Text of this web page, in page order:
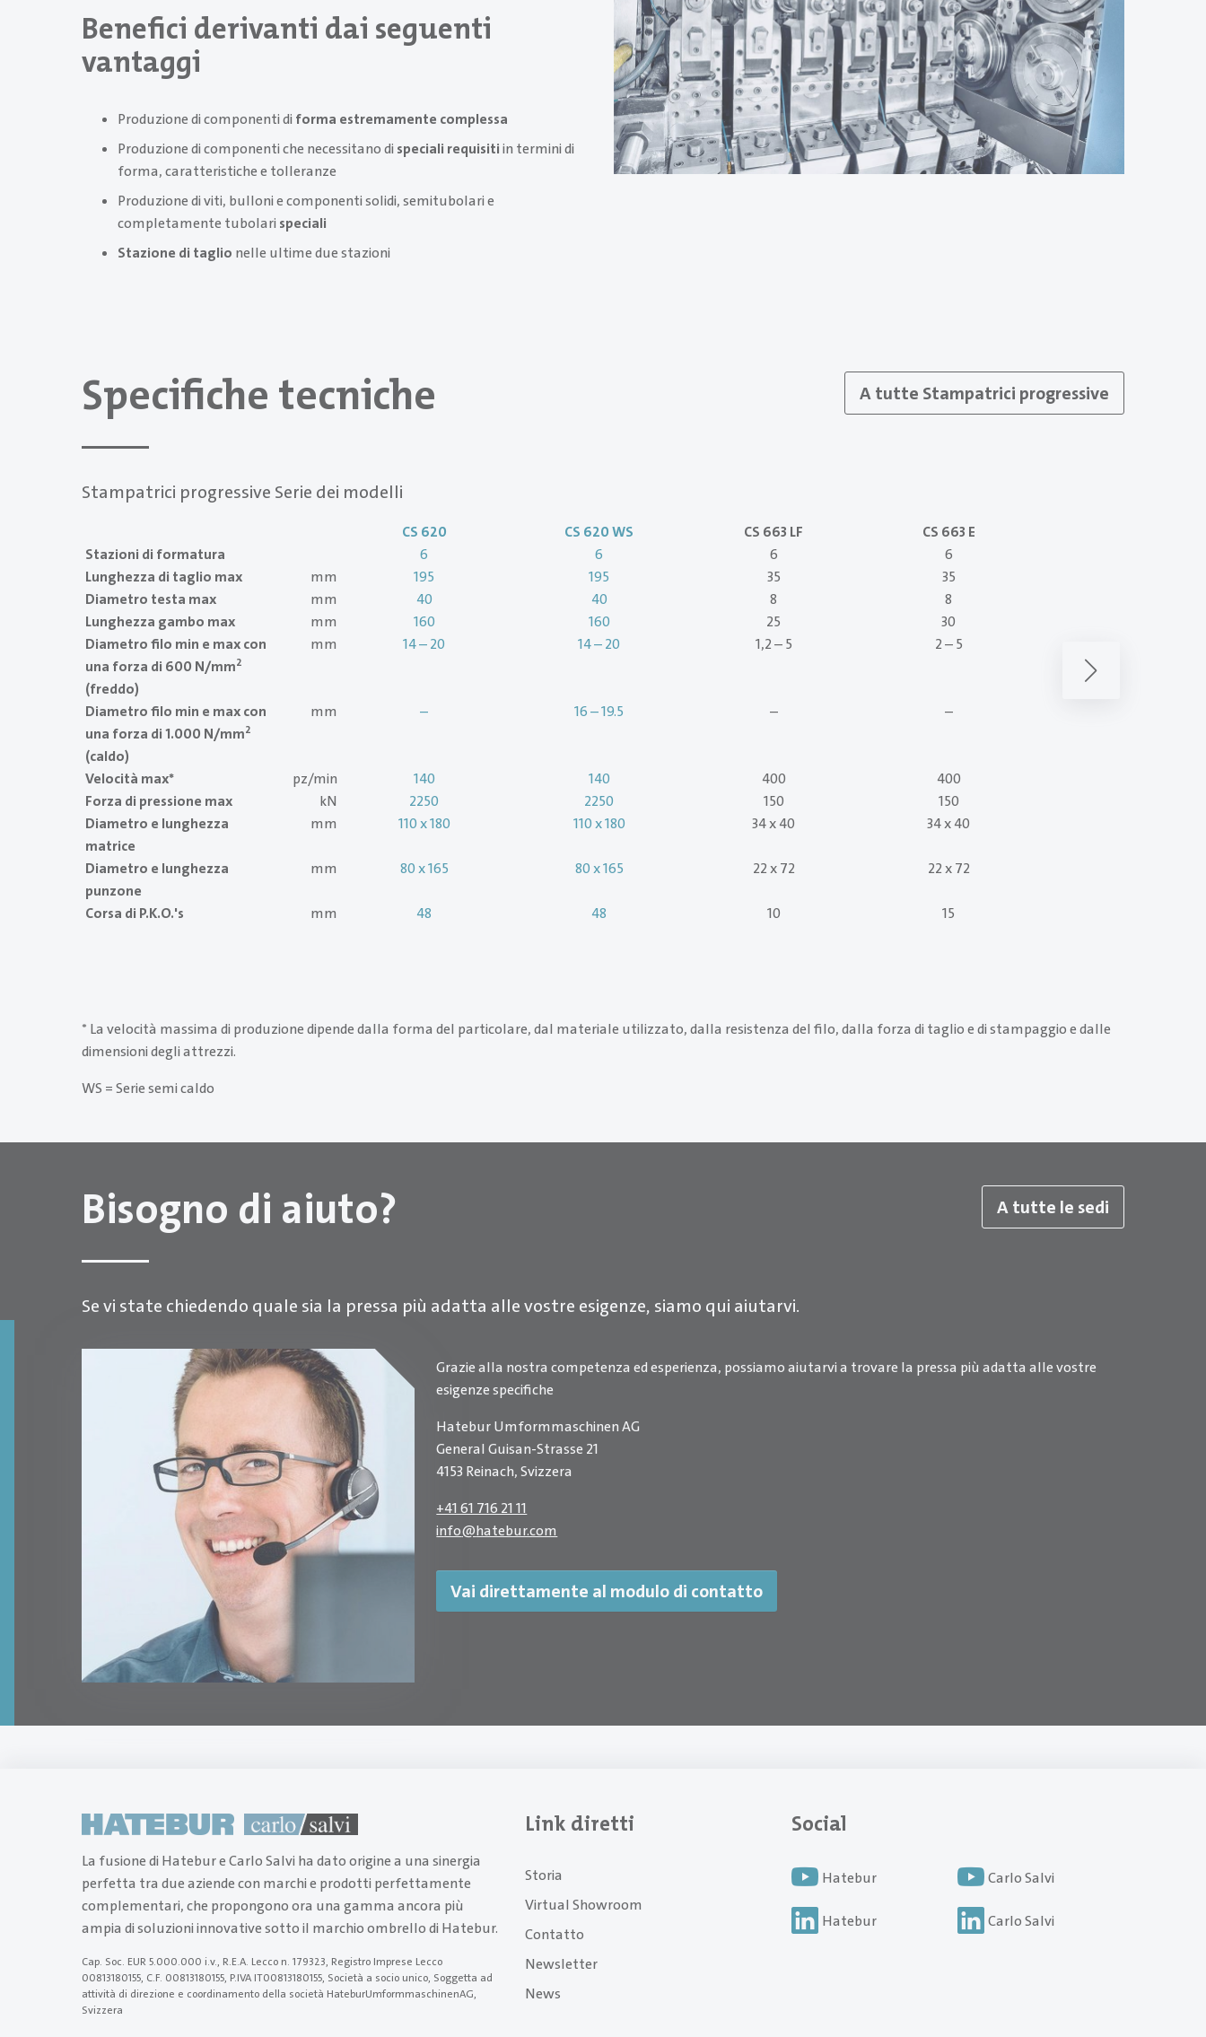
Benefici derivanti dai seguenti
vantaggi
Produzione di componenti di forma estremamente complessa
Produzione di componenti che necessitano di speciali requisitiin termini di
forma, caratteristiche e tolleranze
Produzione di viti, bulloni e componenti solidi, semitubolari e
completamente tubolari speciali
Stazione di taglio nelle ultime due stazioni
Specifiche tecniche A tutte Stampatrici progressive
Stampatrici progressive Serie dei modelli
Stazioni di formatura
Lunghezza di taglio max
mm
Diametro testa max
mm
Lunghezza gambo max
mm
Diametro filo min e max con
una forza di 600 N/mm2
(freddo)
mm
Diametro filo min e max con
una forza di 1.000 N/mm2
(caldo)
mm
Velocità max*
pz/min
Forza di pressione max
kN
Diametro e lunghezza
matrice
mm
Diametro e lunghezza
punzone
mm
Corsa di P.K.O.'s mm
CS 620
6
195
40
160
14 – 20
–
140
2250
110 x 180
80 x 165
48
CS 620 WS
6
195
40
160
14 – 20
16 – 19.5
140
2250
110 x 180
80 x 165
48
CS 663 LF
6
35
8
25
1,2 – 5
–
400
150
34 x 40
22 x 72
10
CS 663 E
6
35
8
30
2 – 5
–
400
150
34 x 40
22 x 72
15
* La velocità massima di produzione dipende dalla forma del particolare, dal materiale utilizzato, dalla resistenza del filo, dalla forza di taglio e di stampaggio e dalle
dimensioni degli attrezzi.
WS = Serie semi caldo
Bisogno di aiuto? A tutte le sedi
Se vi state chiedendo quale sia la pressa più adatta alle vostre esigenze, siamo qui aiutarvi.
Grazie alla nostra competenza ed esperienza, possiamo aiutarvi a trovare la pressa più adatta alle vostre
esigenze specifiche
Hatebur Umformmaschinen AG
General Guisan-Strasse 21
4153 Reinach, Svizzera
+41 61 716 21 11
info@hatebur.com
Vai direttamente al modulo di contatto
La fusione di Hatebur e Carlo Salvi ha dato origine a una sinergia
perfetta tra due aziende con marchi e prodotti perfettamente
complementari, che propongono ora una gamma ancora più
ampia di soluzioni innovative sotto il marchio ombrello di Hatebur.
Cap. Soc. EUR 5.000.000 i.v., R.E.A. Lecco n. 179323, Registro Imprese Lecco
00813180155, C.F. 00813180155, P.IVA IT00813180155, Società a socio unico, Soggetta ad
attività di direzione e coordinamento della società HateburUmformmaschinenAG,
Svizzera
Link diretti
Storia
Virtual Showroom
Contatto
Newsletter
News
Social
Hatebur Carlo Salvi
Hatebur Carlo Salvi